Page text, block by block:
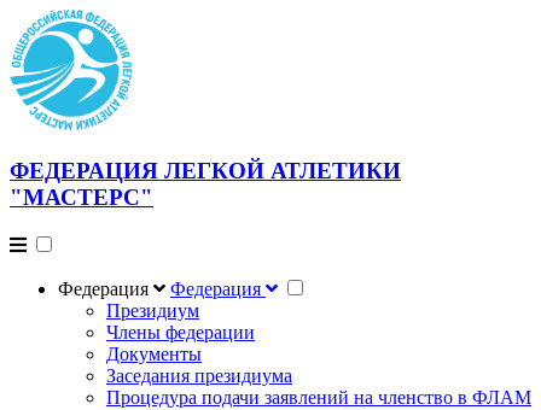
ФЕДЕРАЦИЯ ЛЕГКОЙ АТЛЕТИКИ
"МАСТЕРС"
Федерация
Федерация
Президиум
Члены федерации
Документы
Заседания президиума
Процедура подачи заявлений на членство в ФЛАМ